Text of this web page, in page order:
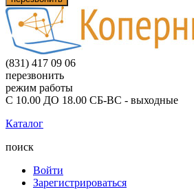
(831) 417 09 06
перезвонить
режим работы
С 10.00 ДО 18.00 СБ-ВС - выходные
Каталог
поиск
Войти
Зарегистрироваться